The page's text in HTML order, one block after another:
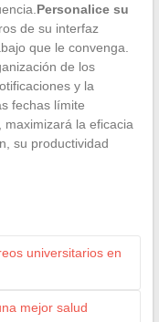
Personalice su
de su interfaz
que le convenga.
de los
y la
fechas límite
maximizará la eficacia
su productividad
universitarios en
mejor salud